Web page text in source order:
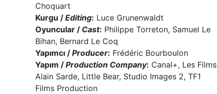
Choquart
Kurgu / Editing: Luce Grunenwaldt
Oyuncular / Cast: Philippe Torreton, Samuel Le
Bihan, Bernard Le Coq
Yapımcı / Producer: Frédéric Bourboulon
Yapım / Production Company: Canal+, Les Films
Alain Sarde, Little Bear, Studio Images 2, TF1
Films Production